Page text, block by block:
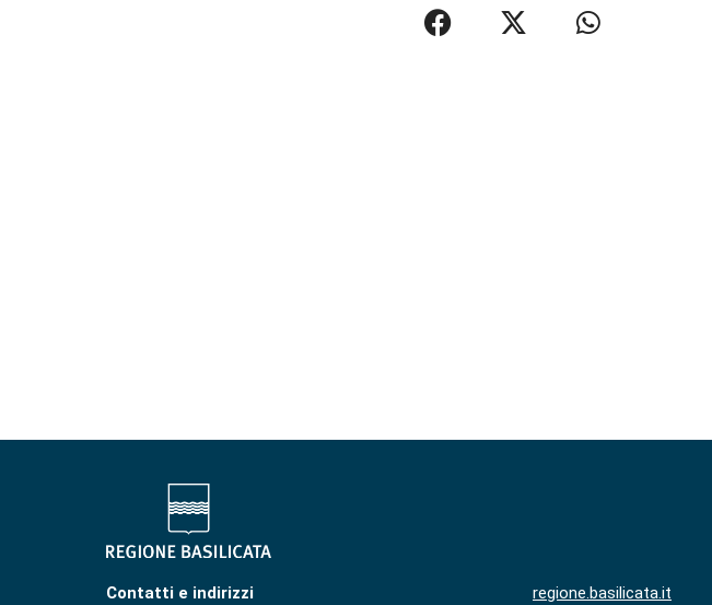
Contatti e indirizzi regione.basilicata.it